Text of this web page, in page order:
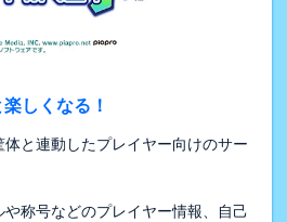
しくなる！
体と連動したプレイヤー向けのサー
や称号などのプレイヤー情報、自己